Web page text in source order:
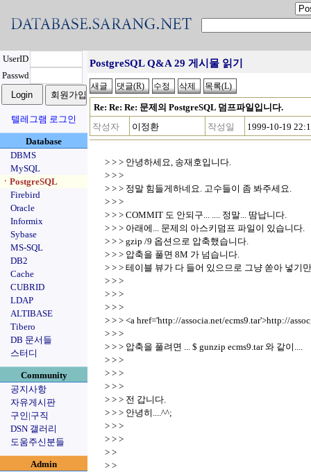
UserID
Passwd
텔레그램 로그인
Database
DBMS
MySQL
ㆍPostgreSQL
Firebird
Oracle
Informix
Sybase
MS-SQL
DB2
Cache
CUBRID
LDAP
ALTIBASE
Tibero
DB 문서들
스터디
Community
공지사항
자유게시판
구인|구직
DSN 갤러리
도움주신분들
Admin
PostgreSQL Q&A 29 게시물 읽기
Re: Re: Re: 문제의 PostgreSQL 덤프파일입니다.
작성자
이정환 작성일 1999-10-19
> > > 안녕하세요, 송재호입니다.
> > >
> > > 정말 힘들게하네요. 고수들이 좀 봐주세요.
> > >
> > > COMMIT 도 안되구... .... 정말... 땀납니다.
> > > 아래에... 문제의 아스키덤프 파일이 있습니다.
> > > gzip /9 옵션으로 압축했습니다.
> > > 압축을 풀면 8M 가 넘습니다.
> > > 테이블 뷰가 다 들어 있으므로 그냥 쏟아 넣기
> > >
> > >
> > >
> > > <a href='http://associa.net/ecms9.tar'>http://
> > >
> > > 압축을 풀려면 ... $ gunzip ecms9.tar 와 같이....
> > >
> > >
> > >
> > > 전 갑니다.
> > > 안녕히....^^;
> > >
> > >
> >
> >